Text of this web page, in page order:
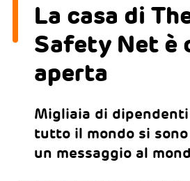
La casa di
Safety Net è
aperta
Migliaia di
tutto il mondo si
un messaggio al